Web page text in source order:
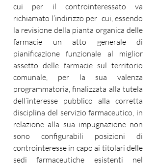
cui per il controinteressato va
richiamato l’indirizzo per  cui, essendo
la revisione della pianta organica delle
farmacie un atto generale di
pianificazione funzionale al miglior
assetto delle farmacie sul territorio
comunale, per la sua valenza
programmatoria, finalizzata alla tutela
dell’interesse pubblico alla corretta
disciplina del servizio farmaceutico, in
relazione alla sua impugnazione non
sono configurabili posizioni di
controinteresse in capo ai titolari delle
sedi farmaceutiche esistenti nel